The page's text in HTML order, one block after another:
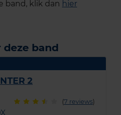
band, klik dan hier
band
2
(7 reviews)